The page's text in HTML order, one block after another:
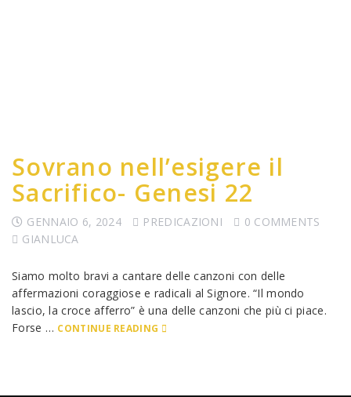
Sovrano nell’esigere il
Sacrifico- Genesi 22
GENNAIO 6, 2024 PREDICAZIONI
0 COMMENTS
GIANLUCA
Siamo molto bravi a cantare delle canzoni con delle
affermazioni coraggiose e radicali al Signore. “Il mondo
lascio, la croce afferro” è una delle canzoni che più ci piace.
Forse … CONTINUE READING